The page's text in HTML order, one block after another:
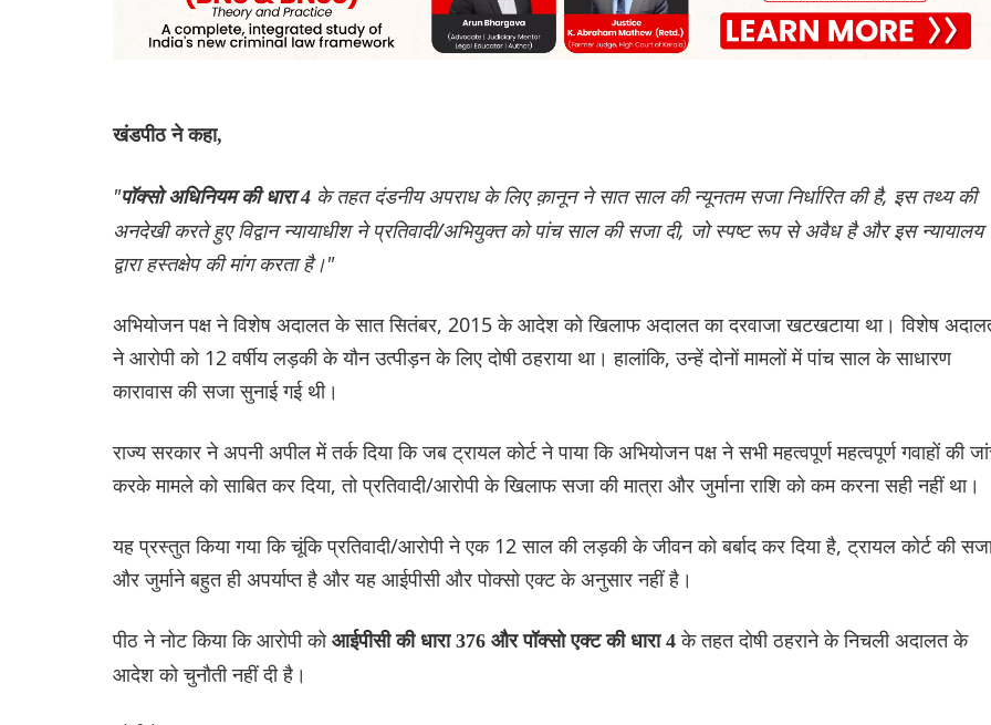
खंडपीठ ने कहा,
"पॉक्सो अधिनियम की धारा 4 के तहत दंडनीय अपराध के लिए क़ानून ने सात साल की न्यूनतम सजा निर्धारित की है, इस तथ्य की
अनदेखी करते हुए विद्वान न्यायाधीश ने प्रतिवादी/अभियुक्त को पांच साल की सजा दी, जो स्पष्ट रूप से अवैध है और इस न्यायालय
द्वारा हस्तक्षेप की मांग करता है।"
अभियोजन पक्ष ने विशेष अदालत के सात सितंबर, 2015 के आदेश को खिलाफ अदालत का दरवाजा खटखटाया था। विशेष
ने आरोपी को 12 वर्षीय लड़की के यौन उत्पीड़न के लिए दोषी ठहराया था। हालांकि, उन्हें दोनों मामलों में पांच साल के साधारण
कारावास की सजा सुनाई गई थी।
राज्य सरकार ने अपनी अपील में तर्क दिया कि जब ट्रायल कोर्ट ने पाया कि अभियोजन पक्ष ने सभी महत्वपूर्ण महत्वपूर्ण गवाहों की
करके मामले को साबित कर दिया, तो प्रतिवादी/आरोपी के खिलाफ सजा की मात्रा और जुर्माना राशि को कम करना सही नहीं था।
यह प्रस्तुत किया गया कि चूंकि प्रतिवादी/आरोपी ने एक 12 साल की लड़की के जीवन को बर्बाद कर दिया है, ट्रायल कोर्ट की
और जुर्माने बहुत ही अपर्याप्त है और यह आईपीसी और पोक्सो एक्ट के अनुसार नहीं है।
पीठ ने नोट किया कि आरोपी को आईपीसी की धारा 376 और पॉक्सो एक्ट की धारा 4के तहत दोषी ठहराने के निचली अदालत के
आदेश को चुनौती नहीं दी है।